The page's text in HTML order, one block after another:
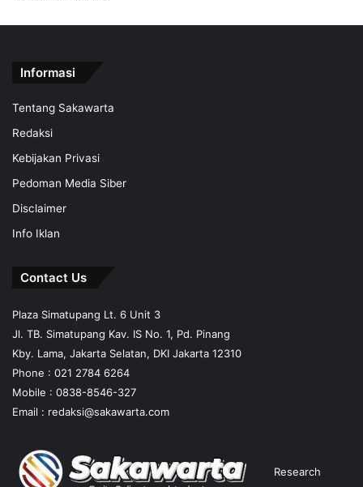
Informasi
Tentang Sakawarta
Redaksi
Kebijakan Privasi
Pedoman Media Siber
Disclaimer
Info Iklan
Contact Us
Plaza Simatupang Lt. 6 Unit 3
Jl. TB. Simatupang Kav. IS No. 1, Pd. Pinang
Kby. Lama, Jakarta Selatan, DKI Jakarta 12310
Phone : 021 2784 6264
Mobile : 0838-8546-327
Email : redaksi@sakawarta.com
Research